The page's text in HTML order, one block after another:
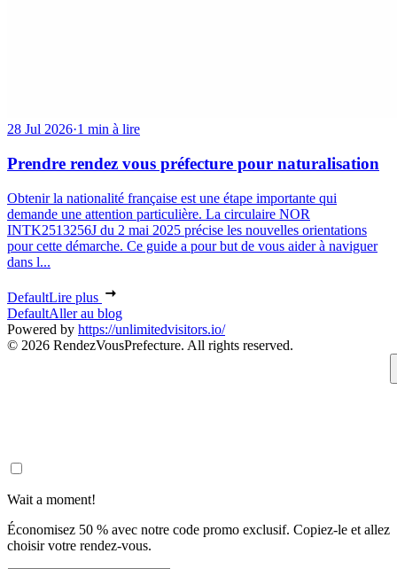
28 Jul 2026·1 min à lire
Prendre rendez vous préfecture pour naturalisation
Obtenir la nationalité française est une étape importante qui
demande une attention particulière. La circulaire NOR
INTK2513256J du 2 mai 2025 précise les nouvelles orientations
pour cette démarche. Ce guide a pour but de vous aider à naviguer
dans l...
DefaultLire plus
DefaultAller au blog
Powered by https://unlimitedvisitors.io/
© 2026 RendezVousPrefecture. All rights reserved.
Wait a moment!
Économisez 50 % avec notre code promo exclusif. Copiez-le et allez
choisir votre rendez-vous.